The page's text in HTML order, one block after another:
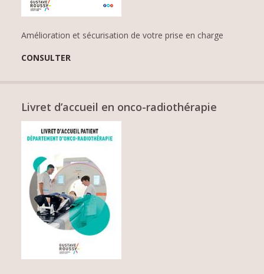
Amélioration et sécurisation de votre prise en charge
CONSULTER
Livret d’accueil en onco-radiothérapie